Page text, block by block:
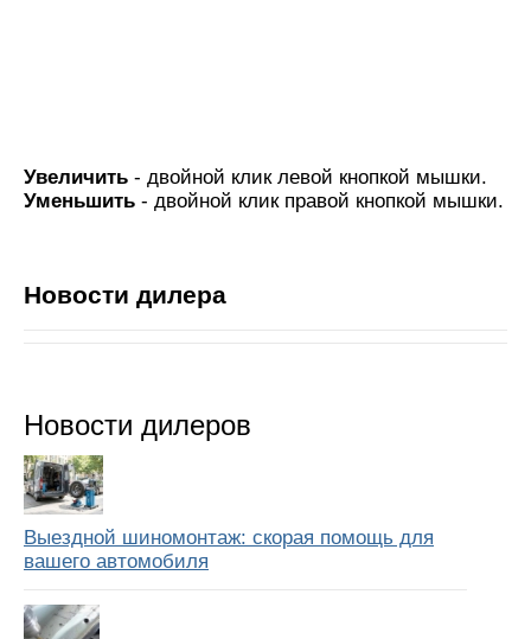
Увеличить - двойной клик левой кнопкой мышки.
Уменьшить - двойной клик правой кнопкой мышки.
Новости дилера
Новости дилеров
Выездной шиномонтаж: скорая помощь для
вашего автомобиля